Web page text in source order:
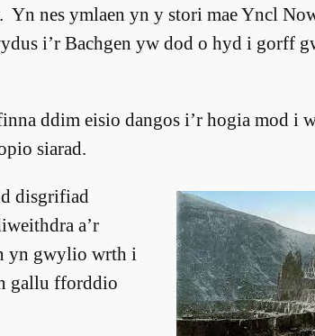
nes ymlaen yn y stori mae Yncl
i’r Bachgen yw dod o hyd i gorff
ddim eisio dangos i’r hogia mod i
siarad.
disgrifiad
a’r
yn gwylio wrth i
gallu fforddio